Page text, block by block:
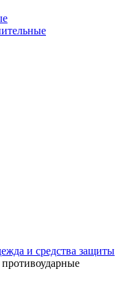
и средства защиты